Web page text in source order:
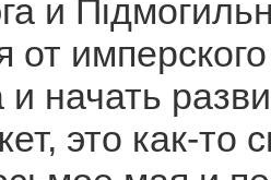
и
от имперского
начать
это как-то